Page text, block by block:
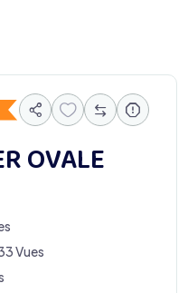
OVALE
Vues